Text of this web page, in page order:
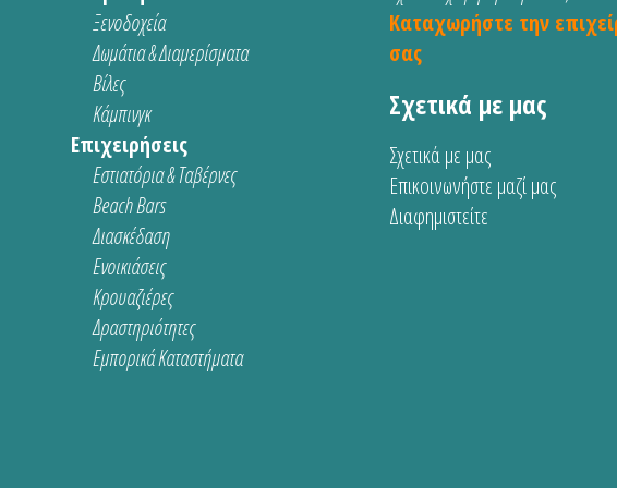
Ξενοδοχεία
Δωμάτια & Διαμερίσματα
Βίλες
Κάμπινγκ
Επιχειρήσεις
Εστιατόρια & Ταβέρνες
Beach Bars
Διασκέδαση
Ενοικιάσεις
Κρουαζιέρες
Δραστηριότητες
Εμπορικά Καταστήματα
Καταχωρήστε την
σας
Σχετικά με μας
Σχετικά με μας
Επικοινωνήστε μαζί μας
Διαφημιστείτε